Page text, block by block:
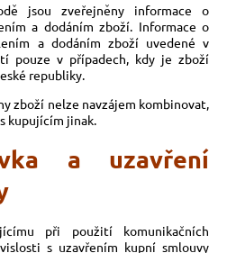
jsou zveřejněny informace o
a dodáním zboží. Informace o
a dodáním zboží uvedené v
pouze v případech, kdy je zboží
republiky.
zboží nelze navzájem kombinovat,
kupujícím jinak.
a uzavření
při použití komunikačních
s uzavřením kupní smlouvy